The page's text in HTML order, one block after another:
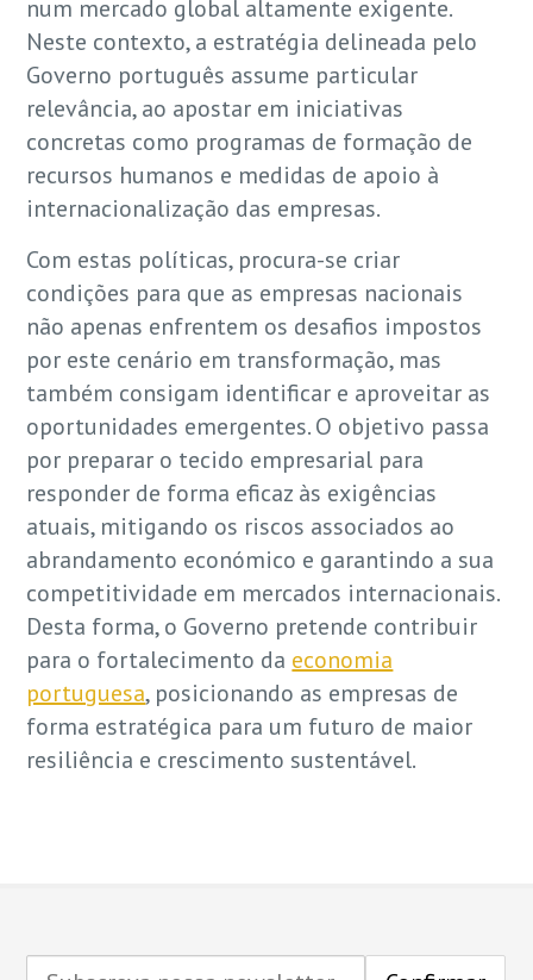
num mercado global altamente exigente.
Neste contexto, a estratégia delineada pelo
Governo português assume particular
relevância, ao apostar em iniciativas
concretas como programas de formação de
recursos humanos e medidas de apoio à
internacionalização das empresas.
Com estas políticas, procura-se criar
condições para que as empresas nacionais
não apenas enfrentem os desafios impostos
por este cenário em transformação, mas
também consigam identificar e aproveitar as
oportunidades emergentes. O objetivo passa
por preparar o tecido empresarial para
responder de forma eficaz às exigências
atuais, mitigando os riscos associados ao
abrandamento económico e garantindo a sua
competitividade em mercados internacionais.
Desta forma, o Governo pretende contribuir
para o fortalecimento da economia
portuguesa, posicionando as empresas de
forma estratégica para um futuro de maior
resiliência e crescimento sustentável.